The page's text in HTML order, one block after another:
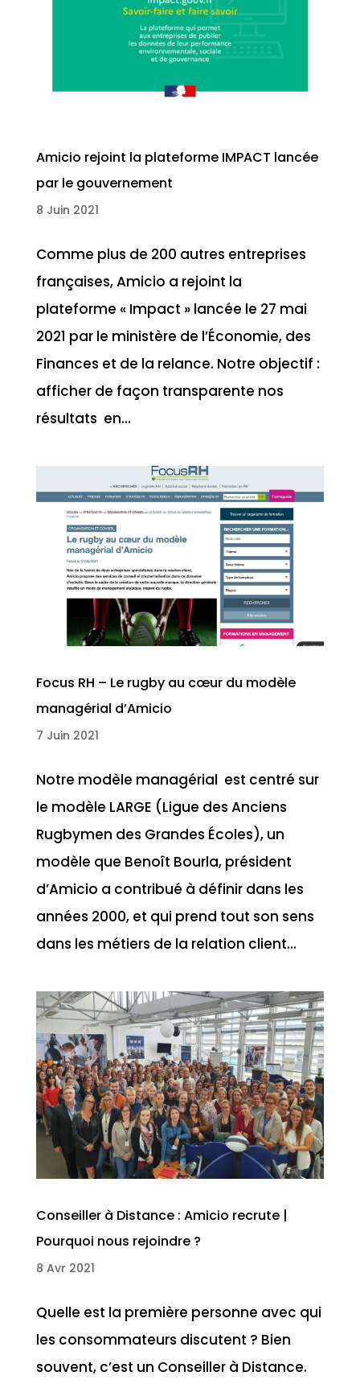
Amicio rejoint la plateforme IMPACT lancée
par le gouvernement
8 Juin 2021
Comme plus de 200 autres entreprises
françaises, Amicio a rejoint la
plateforme « Impact » lancée le 27 mai
2021 par le ministère de l’Économie, des
Finances et de la relance. Notre objectif :
afficher de façon transparente nos
résultats en...
Focus RH – Le rugby au cœur du modèle
managérial d’Amicio
7 Juin 2021
Notre modèle managérial est centré sur
le modèle LARGE (Ligue des Anciens
Rugbymen des Grandes Écoles), un
modèle que Benoît Bourla, président
d’Amicio a contribué à définir dans les
années 2000, et qui prend tout son sens
dans les métiers de la relation client...
Conseiller à Distance : Amicio recrute |
Pourquoi nous rejoindre ?
8 Avr 2021
Quelle est la première personne avec qui
les consommateurs discutent ? Bien
souvent, c’est un Conseiller à Distance.